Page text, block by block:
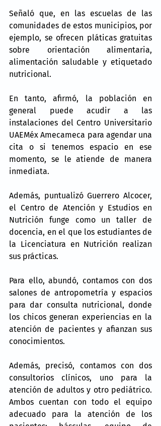
Señaló que, en las escuelas de las
comunidades de estos municipios, por
ejemplo, se ofrecen pláticas gratuitas
sobre orientación alimentaria,
alimentación saludable y etiquetado
nutricional.
En tanto, afirmó, la población en
general puede acudir a las
instalaciones del Centro Universitario
UAEMéx Amecameca para agendar una
cita o si tenemos espacio en ese
momento, se le atiende de manera
inmediata.
Además, puntualizó Guerrero Alcocer,
el Centro de Atención y Estudios en
Nutrición funge como un taller de
docencia, en el que los estudiantes de
la Licenciatura en Nutrición realizan
sus prácticas.
Para ello, abundó, contamos con dos
salones de antropometría y espacios
para dar consulta nutricional, donde
los chicos generan experiencias en la
atención de pacientes y afianzan sus
conocimientos.
Además, precisó, contamos con dos
consultorios clínicos, uno para la
atención de adultos y otro pediátrico.
Ambos cuentan con todo el equipo
adecuado para la atención de los